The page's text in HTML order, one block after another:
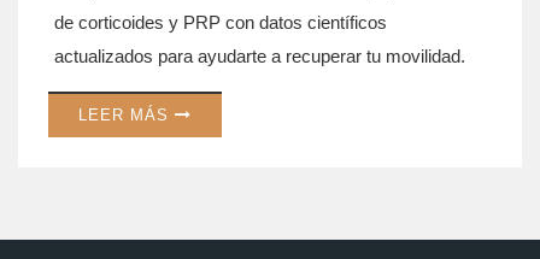
de corticoides y PRP con datos científicos
actualizados para ayudarte a recuperar tu movilidad.
LEER MÁS